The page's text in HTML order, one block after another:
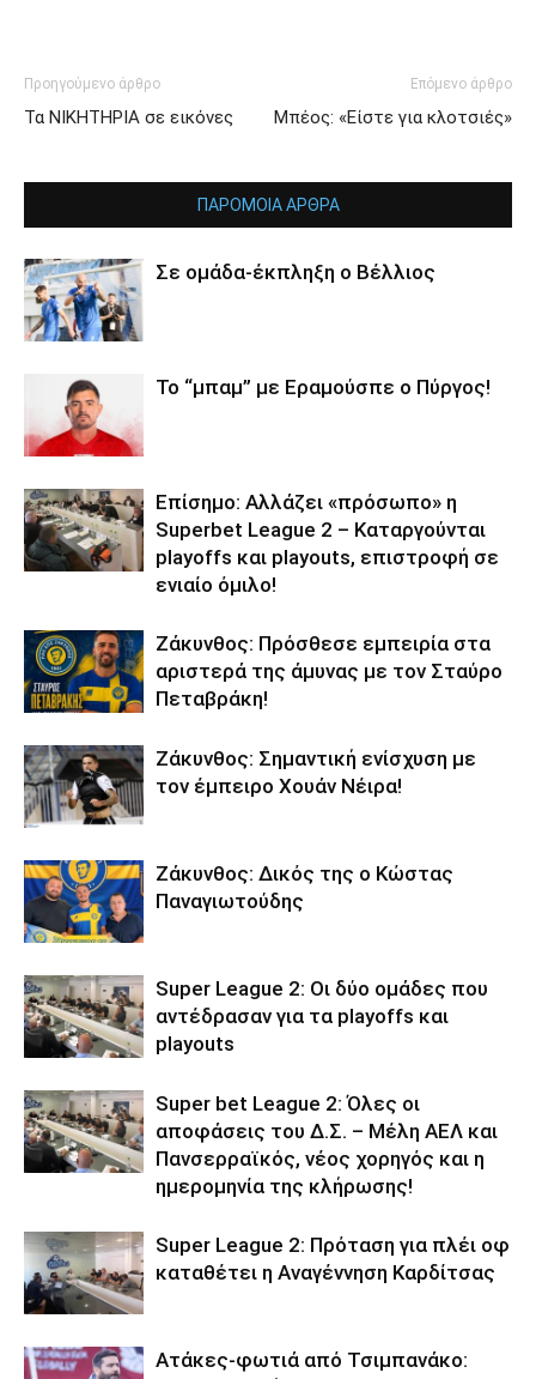
Προηγούμενο άρθρο
Τα ΝΙΚΗΤΗΡΙΑ σε εικόνες
Επόμενο άρθρο
Μπέος: «Είστε για κλοτσιές»
ΠΑΡΟΜΟΙΑ ΑΡΘΡΑ
Σε ομάδα-έκπληξη ο Βέλλιος
Το “μπαμ” με Εραμούσπε ο Πύργος!
Επίσημο: Αλλάζει «πρόσωπο» η
Superbet League 2 – Καταργούνται
playoffs και playouts, επιστροφή σε
ενιαίο όμιλο!
Ζάκυνθος: Πρόσθεσε εμπειρία στα
αριστερά της άμυνας με τον Σταύρο
Πεταβράκη!
Ζάκυνθος: Σημαντική ενίσχυση με
τον έμπειρο Χουάν Νέιρα!
Ζάκυνθος: Δικός της ο Κώστας
Παναγιωτούδης
Super League 2: Οι δύο ομάδες που
αντέδρασαν για τα playoffs και
playouts
Super bet League 2: Όλες οι
αποφάσεις του Δ.Σ. – Μέλη ΑΕΛ και
Πανσερραϊκός, νέος χορηγός και η
ημερομηνία της κλήρωσης!
Super League 2: Πρόταση για πλέι οφ
καταθέτει η Αναγέννηση Καρδίτσας
Ατάκες-φωτιά από Τσιμπανάκο: